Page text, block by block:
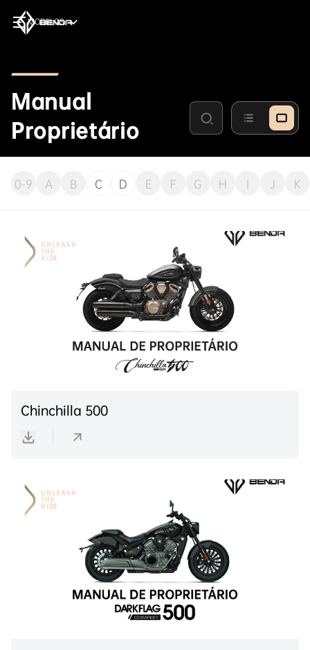
MODELOS
Manual
Proprietário
0-9 A B C D E F G H I J K
Chinchilla 500